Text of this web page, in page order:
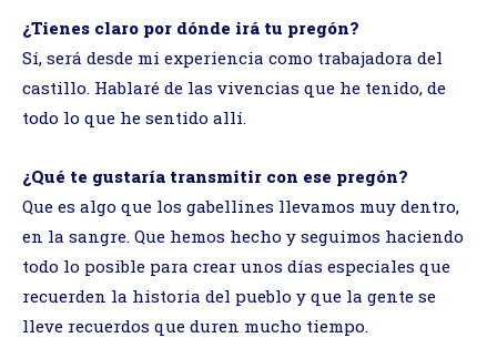
¿Tienes claro por dónde irá tu pregón?
Sí, será desde mi experiencia como trabajadora del
castillo. Hablaré de las vivencias que he tenido, de
todo lo que he sentido allí.
¿Qué te gustaría transmitir con ese pregón?
Que es algo que los gabellines llevamos muy dentro,
en la sangre. Que hemos hecho y seguimos haciendo
todo lo posible para crear unos días especiales que
recuerden la historia del pueblo y que la gente se
lleve recuerdos que duren mucho tiempo.